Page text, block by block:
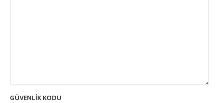
GÜVENLIK KODU